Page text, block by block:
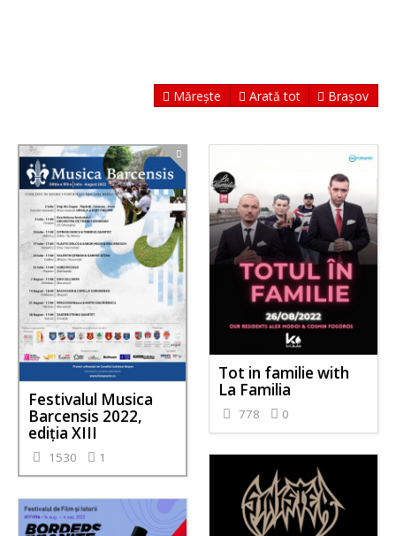
Mărește Arată tot Brașov
Festivalul Musica
Barcensis 2022,
ediţia XIII
1530 1
Tot in familie with
La Familia
778 0